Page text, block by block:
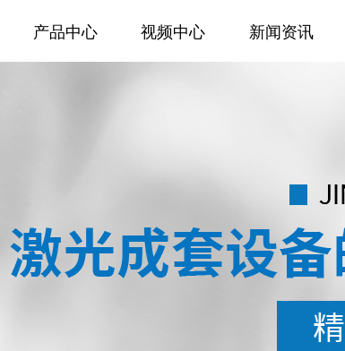
产品中心 视频中心 新闻资讯